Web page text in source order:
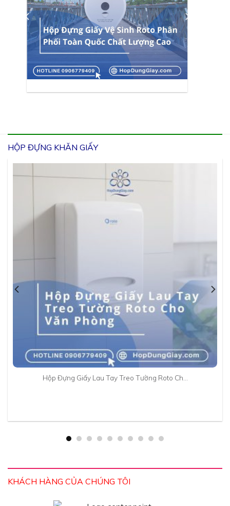
HỘP ĐỰNG KHĂN GIẤY
Hộp Đựng Giấy Lau Tay Treo Tường Roto Ch…
KHÁCH HÀNG CỦA CHÚNG TÔI